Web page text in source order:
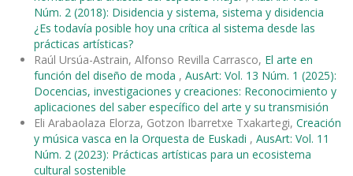
Núm. 2 (2018): Disidencia y sistema, sistema y disidencia
¿Es todavía posible hoy una crítica al sistema desde las
prácticas artísticas?
Raúl Ursúa-Astrain, Alfonso Revilla Carrasco, El arte en
función del diseño de moda , AusArt: Vol. 13 Núm. 1 (2025):
Docencias, investigaciones y creaciones: Reconocimiento y
aplicaciones del saber específico del arte y su transmisión
Eli Arabaolaza Elorza, Gotzon Ibarretxe Txakartegi, Creación
y música vasca en la Orquesta de Euskadi , AusArt: Vol. 11
Núm. 2 (2023): Prácticas artísticas para un ecosistema
cultural sostenible